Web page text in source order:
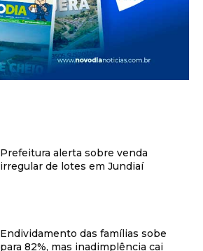
Prefeitura alerta sobre venda
irregular de lotes em Jundiaí
Endividamento das famílias sobe
para 82%, mas inadimplência cai